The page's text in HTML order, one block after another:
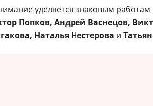
уделяется знаковым
Попков, Андрей Васнецов,
Наталья Нестерова и